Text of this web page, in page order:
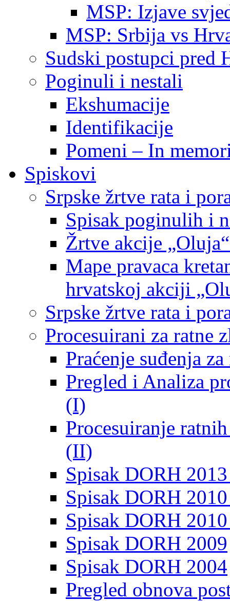
MSP: Izjave
MSP: Srbija vs
Sudski postupci pred
Poginuli i nestali
Ekshumacije
Identifikacije
Pomeni – In
Spiskovi
Srpske žrtve rata i
Spisak poginulih i
Žrtve akcije
Mape pravaca
hrvatskoj akciji
Srpske žrtve rata i
Procesuirani za ratne
Praćenje suđenja
Pregled i Analiza
(I)
Procesuiranje
(II)
Spisak DORH
Spisak DORH
Spisak DORH
Spisak DORH 2009
Spisak DORH 2004
Pregled obnova